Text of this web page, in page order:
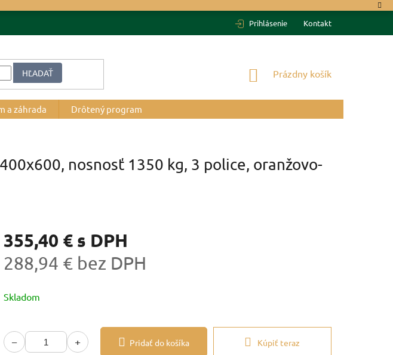
Prihlásenie Kontakt
HĽADAŤ
NÁKUPNÝ
Prázdny košík
a záhrada Drôtený program
nosnosť 1350 kg, 3 police, oranžovo-
355,40 € s DPH
288,94 € bez DPH
cena:
Skladom
− + Pridať do košíka Kúpiť teraz